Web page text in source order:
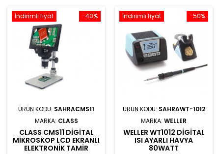
-40%
İndirimli fiyat
ÜRÜN KODU: SAHRACMS11
MARKA: CLASS
CLASS CMS11 DIGITAL
MIKROSKOP LCD EKRANLI
ELEKTRONIK TAMIR
-50%
İndirimli fiyat
ÜRÜN KODU: SAHRAWT-1012
MARKA: WELLER
WELLER WT1012 DIGITAL
ISI AYARLI HAVYA
80WATT